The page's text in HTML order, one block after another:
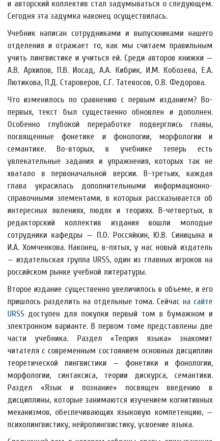
и авторский коллектив стал задумываться о следующем.
Сегодня эта задумка наконец осуществилась.
Учебник написан сотрудниками и выпускниками нашего
отделения и отражает то, как мы считаем правильным
учить лингвистике и учиться ей. Среди авторов книжки —
А.В. Архипов, П.В. Иосад, А.А. Кибрик, И.М. Кобозева, Е.А.
Лютикова, П.Д. Староверов, С.Г. Татевосов, О.В. Федорова.
Что изменилось по сравнению с первым изданием? Во-
первых, текст был существенно обновлен и дополнен.
Особенно глубокой переработке подверглись главы,
посвященные фонетике и фонологии, морфологии и
семантике. Во-вторых, в учебнике теперь есть
увлекательные задания и упражнения, которых так не
хватало в первоначальной версии. В-третьих, каждая
глава украсилась дополнительными информационно-
справочными элементами, в которых рассказывается об
интересных явлениях, людях и теориях. В-четвертых, в
редакторский коллектив издания вошли молодые
сотрудники кафедры — П.О. Россяйкин, Ю.В. Синицына и
И.А. Хомченкова. Наконец, в-пятых, у нас новый издатель
— издательская группа URSS, один из главных игроков на
российском рынке учебной литературы.
Второе издание существенно увеличилось в объеме, и его
пришлось разделить на отдельные тома. Сейчас на сайте
URSS доступен для покупки первый том в бумажном и
электронном варианте. В первом томе представлены две
части учебника. Раздел «Теория языка» знакомит
читателя с современным состоянием основных дисциплин
теоретической лингвистики — фонетики и фонологии,
морфологии, синтаксиса, теории дискурса, семантики.
Раздел «Язык и познание» посвящен введению в
дисциплины, которые занимаются изучением когнитивных
механизмов, обеспечивающих языковую компетенцию, —
психолингвистику, нейролингвистику, усвоение языка.